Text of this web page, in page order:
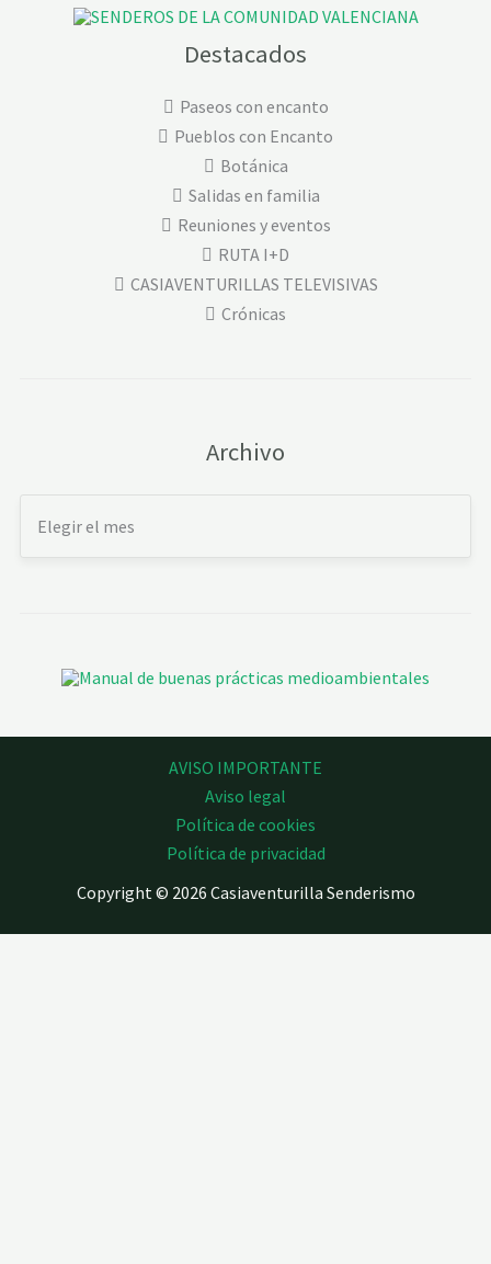
Destacados
Paseos con encanto
Pueblos con Encanto
Botánica
Salidas en familia
Reuniones y eventos
RUTA I+D
CASIAVENTURILLAS TELEVISIVAS
Crónicas
Archivo
AVISO IMPORTANTE
Aviso legal
Política de cookies
Política de privacidad
Copyright © 2026 Casiaventurilla Senderismo